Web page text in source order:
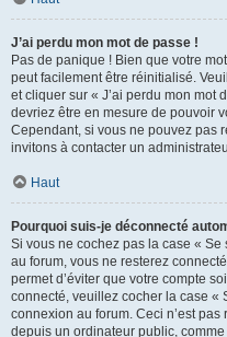
J’ai perdu mon mot de passe !
Pas de panique ! Bien que votre
peut facilement être réinitialisé.
et cliquer sur « J’ai perdu mon mot
devriez être en mesure de pouvoir
Cependant, si vous ne pouvez pas
invitons à contacter un
Haut
Pourquoi suis-je déconnecté
Si vous ne cochez pas la case «
au forum, vous ne resterez
permet d’éviter que votre compte
connecté, veuillez cocher la case «
connexion au forum. Ceci n’est
depuis un ordinateur public,